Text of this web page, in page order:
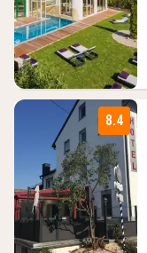
8.4